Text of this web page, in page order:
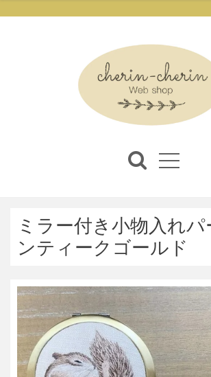
ミラー付き小物入れ
ンティークゴールド